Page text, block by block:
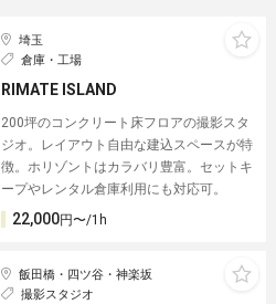
埼玉
倉庫・工場
RIMATE ISLAND
200坪のコンクリート床フロアの撮影スタ
ジオ。レイアウト自由な建込スペースが特
徴。ホリゾントはカラバリ豊富。セットキ
ープやレンタル倉庫利用にも対応可。
22,000円〜/1h
飯田橋・四ツ谷・神楽坂
撮影スタジオ